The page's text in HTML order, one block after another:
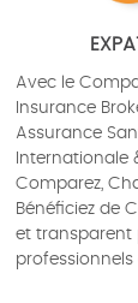
Avec le
Insurance
Assurance
Internationale
Comparez,
Bénéficiez de
et transparent
professionnels